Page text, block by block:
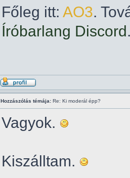
Főleg itt: AO3.
Íróbarlang Discord
Hozzászólás témája: Re: Ki moderál épp?
Vagyok.
Kiszálltam.